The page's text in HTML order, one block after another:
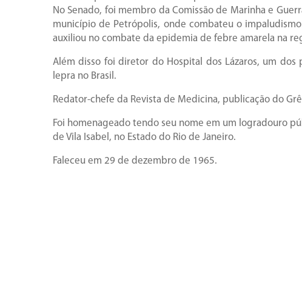
No Senado, foi membro da Comissão de Marinha e
município de Petrópolis, onde combateu o
auxiliou no combate da epidemia de febre amarela na
Além disso foi diretor do Hospital dos Lázaros, um
lepra no Brasil.
Redator-chefe da Revista de Medicina, publicação do
Foi homenageado tendo seu nome em um logradouro
de Vila Isabel, no Estado do Rio de Janeiro.
Faleceu em 29 de dezembro de 1965.